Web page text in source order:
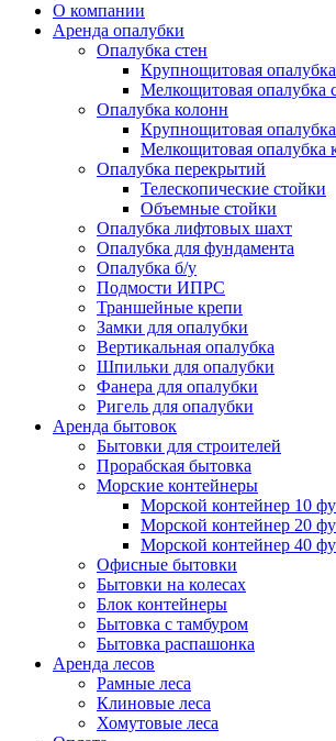
О компании
Аренда опалубки
Опалубка стен
Крупнощитовая опалубка
Мелкощитовая опалубка
Опалубка колонн
Крупнощитовая
Мелкощитовая опалубка
Опалубка перекрытий
Телескопические стойки
Объемные стойки
Опалубка лифтовых шахт
Опалубка для фундамента
Опалубка б/у
Подмости ИПРС
Траншейные крепи
Замки для опалубки
Вертикальная опалубка
Шпильки для опалубки
Фанера для опалубки
Ригель для опалубки
Аренда бытовок
Бытовки для строителей
Прорабская бытовка
Морские контейнеры
Морской контейнер 10
Морской контейнер 20
Морской контейнер 40
Офисные бытовки
Бытовки на колесах
Блок контейнеры
Бытовка с тамбуром
Бытовка распашонка
Аренда лесов
Рамные леса
Клиновые леса
Хомутовые леса